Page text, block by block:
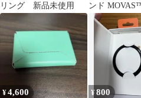
リング 新品未使用
ンド
カードケース
¥4,600 ¥800